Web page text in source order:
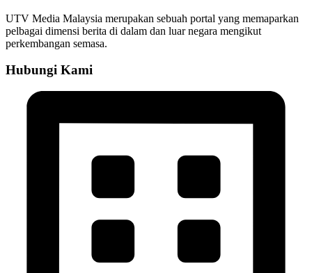
UTV Media Malaysia merupakan sebuah portal yang memaparkan
pelbagai dimensi berita di dalam dan luar negara mengikut
perkembangan semasa.
Hubungi Kami